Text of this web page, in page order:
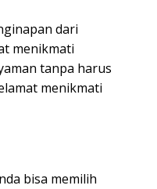
dari
menikmati
tanpa harus
menikmati
bisa memilih